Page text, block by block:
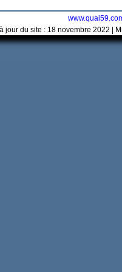
jour du site : 18 novembre 2022 |